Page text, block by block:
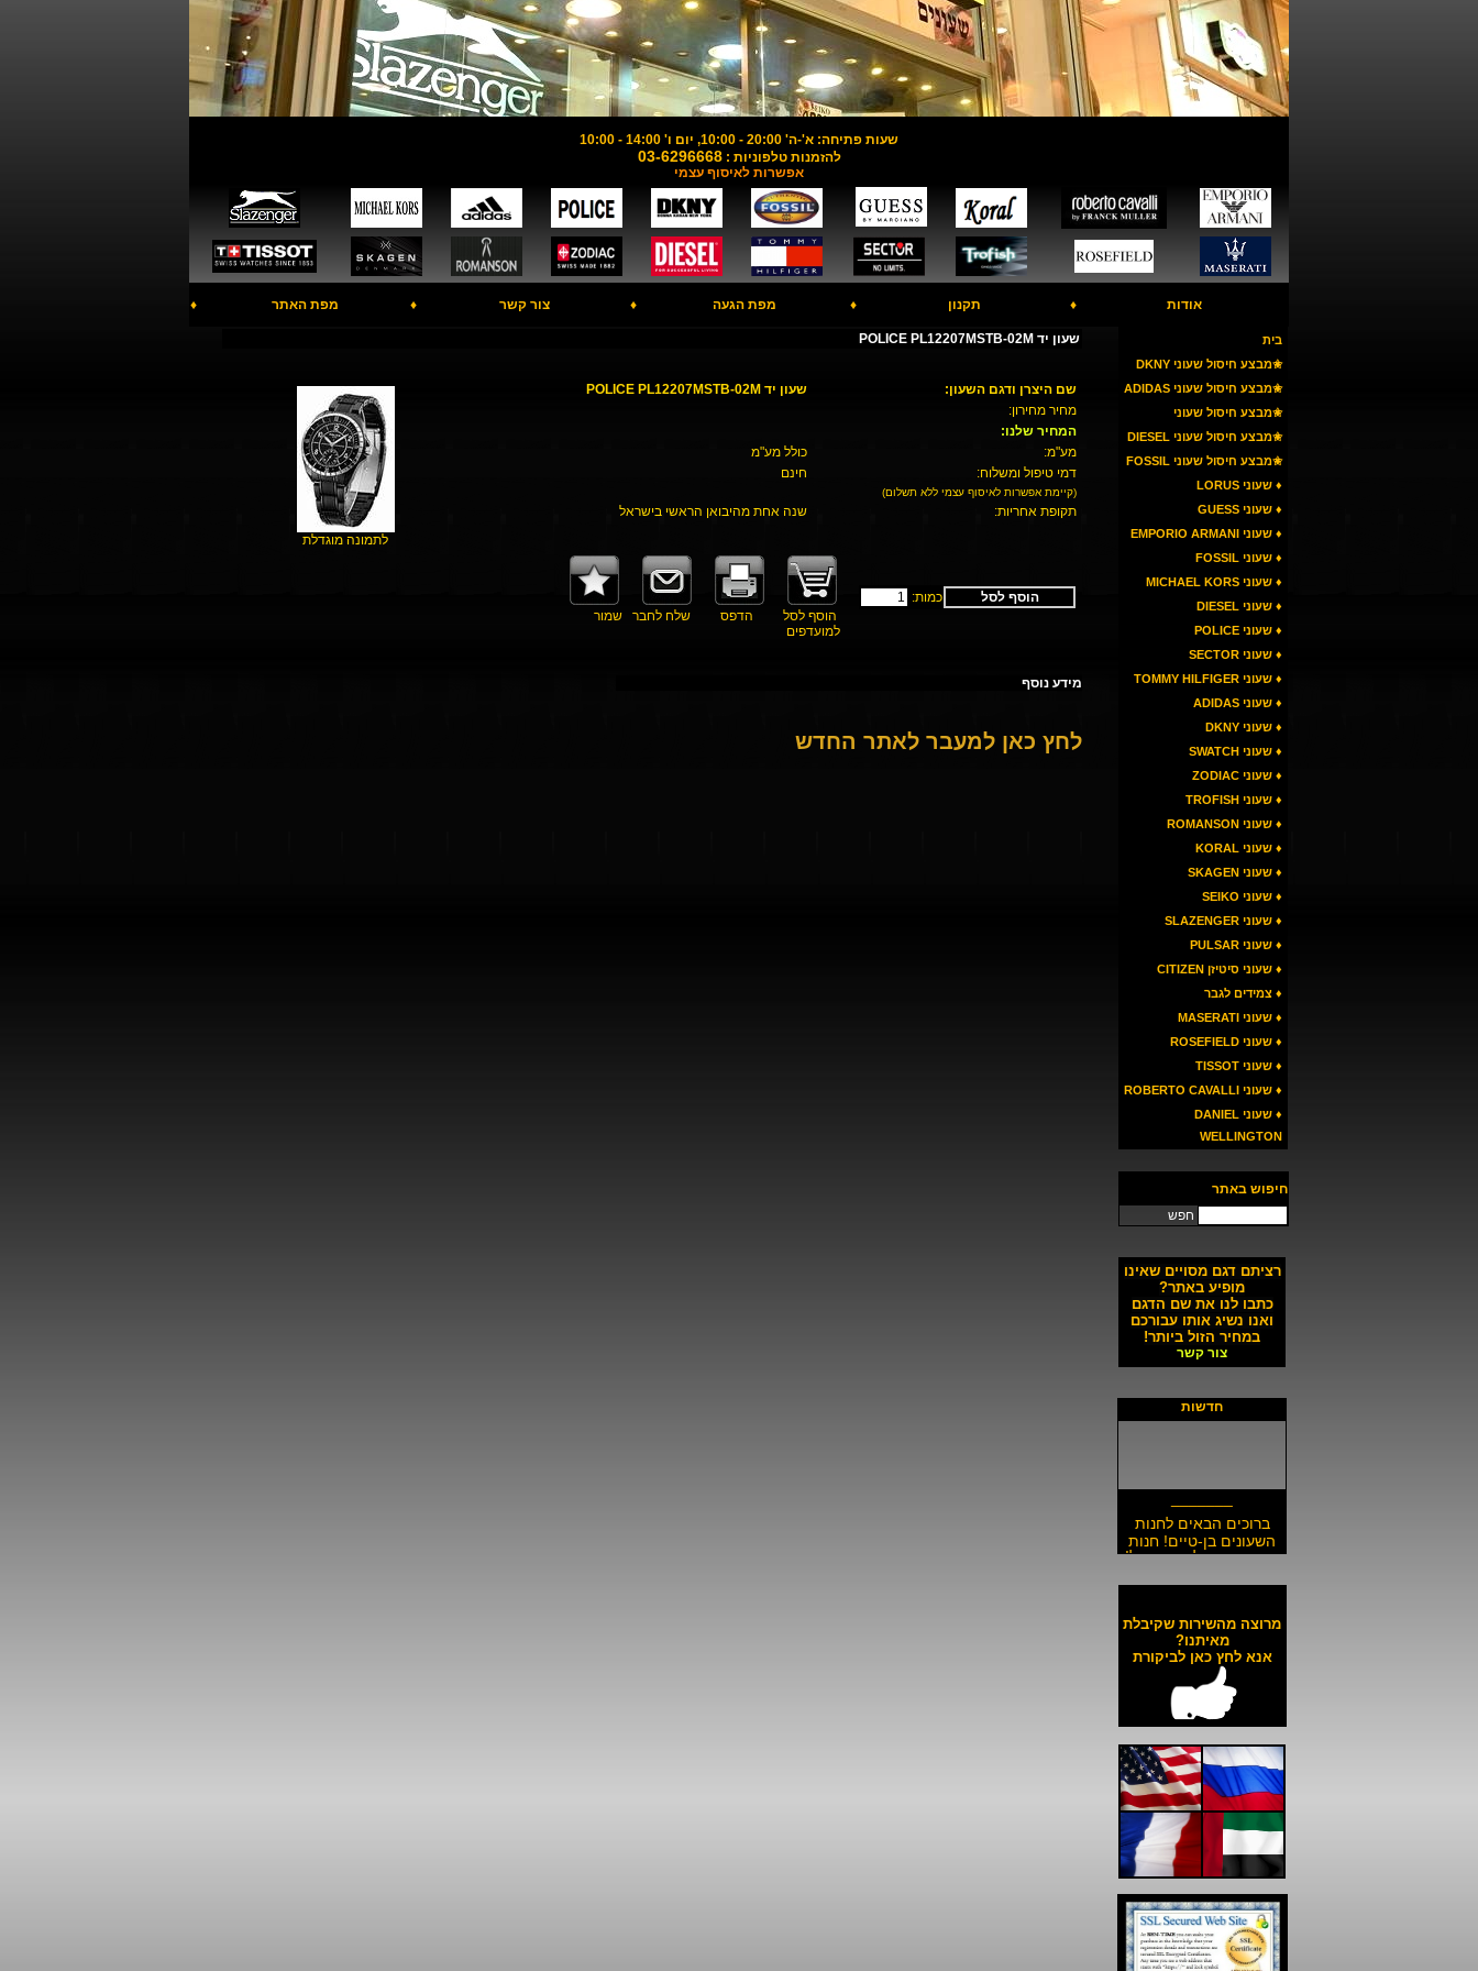
שעות פתיחה: א'-ה' 20:00 - 10:00, יום ו' 14:00 - 10:00
להזמנות טלפוניות :03-6296668
אפשרות לאיסוף עצמי
אודות ♦ תקנון ♦ מפת הגעה ♦ צור קשר ♦ מפת האתר ♦
בית
✬מבצע חיסול שעוני DKNY
✬מבצע חיסול שעוני ADIDAS
✬מבצע חיסול שעוני
ARMANI
✬מבצע חיסול שעוני DIESEL
✬מבצע חיסול שעוני FOSSIL
♦ שעוני LORUS
♦ שעוני GUESS
♦ שעוני EMPORIO ARMANI
♦ שעוני FOSSIL
♦ שעוני MICHAEL KORS
♦ שעוני DIESEL
♦ שעוני POLICE
♦ שעוני SECTOR
♦ שעוני TOMMY HILFIGER
♦ שעוני ADIDAS
♦ שעוני DKNY
♦ שעוני SWATCH
♦ שעוני ZODIAC
♦ שעוני TROFISH
♦ שעוני ROMANSON
♦ שעוני KORAL
♦ שעוני SKAGEN
♦ שעוני SEIKO
♦ שעוני SLAZENGER
♦ שעוני PULSAR
♦ שעוני סיטיזן CITIZEN
♦ צמידים לגבר
♦ שעוני MASERATI
♦ שעוני ROSEFIELD
♦ שעוני TISSOT
♦ שעוני ROBERTO CAVALLI
♦ שעוני DANIEL
WELLINGTON
חיפוש באתר
חפש
רציתם דגם מסויים שאינו
מופיע באתר?
כתבו לנו את שם הדגם
ואנו נשיג אותו עבורכם
במחיר הזול ביותר!
צור קשר
חדשות
_______
ברוכים הבאים לחנות
השעונים בן-טיים! חנות
השעונים הזולה בישראל!
באתר ולכל חלקי הארץ!
__________________
כל השעונים באתר עד 6
תשלומים ללא ריבית!
__________________
האתר מאובטח בהצפנת
SSL מתקדמת
מרוצה מהשירות שקיבלת
מאיתנו?
אנא לחץ כאן לביקורת
שעון יד POLICE PL12207MSTB-02M
שם היצרן ודגם השעון:
שעון יד POLICE PL12207MSTB-02M
מחיר מחירון:
המחיר שלנו:
מע"מ:
כולל מע"מ
דמי טיפול ומשלוח:
חינם
(קיימת אפשרות לאיסוף עצמי ללא תשלום)
תקופת אחריות: שנה אחת מהיבואן הראשי בישראל
הוסף לסל
כמות:
הוסף לסל
הדפס שלח לחבר שמור
למועדפים
לתמונה מוגדלת
מידע נוסף
לחץ כאן למעבר לאתר החדש